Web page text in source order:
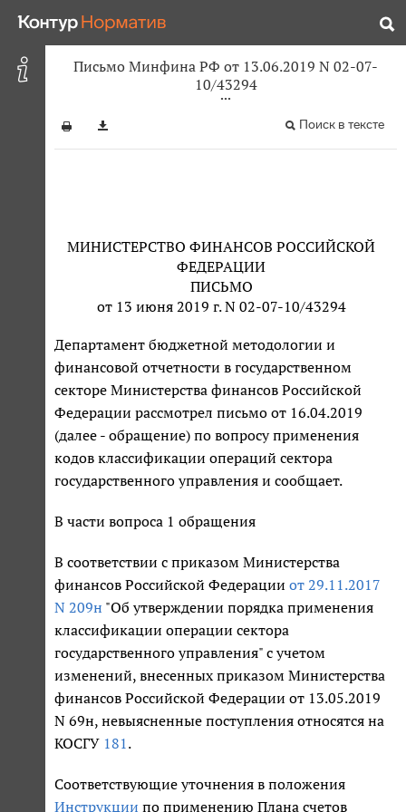
Письмо Минфина РФ от 13.06.2019 N 02-07-
10/43294
Поиск в тексте
МИНИСТЕРСТВО ФИНАНСОВ РОССИЙСКОЙ
ФЕДЕРАЦИИ
ПИСЬМО
от 13 июня 2019 г. N 02-07-10/43294
Департамент бюджетной методологии и
финансовой отчетности в государственном
секторе Министерства финансов Российской
Федерации рассмотрел письмо от 16.04.2019
(далее - обращение) по вопросу применения
кодов классификации операций сектора
государственного управления и сообщает.
В части вопроса 1 обращения
В соответствии с приказом Министерства
финансов Российской Федерации от 29.11.2017
N 209н "Об утверждении порядка применения
классификации операции сектора
государственного управления" с учетом
изменений, внесенных приказом Министерства
финансов Российской Федерации от 13.05.2019
N 69н, невыясненные поступления относятся на
КОСГУ 181 .
Соответствующие уточнения в положения
Инструкции по применению Плана счетов